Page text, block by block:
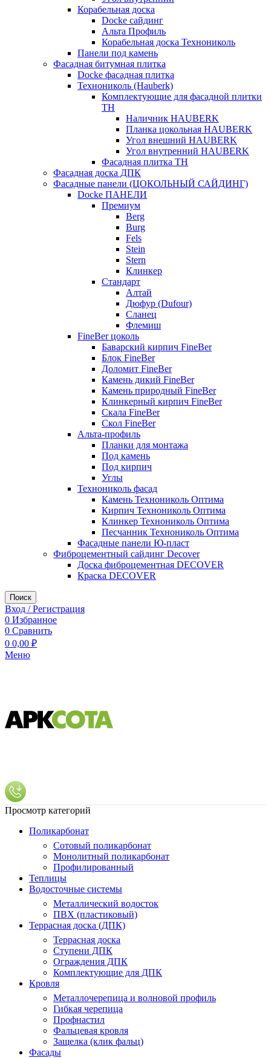
Корабельная доска
Docke сайдинг
Альта Профиль
Корабельная доска Технониколь
Панели под камень
Фасадная битумная плитка
Docke фасадная плитка
Технониколь (Hauberk)
Комплектующие для фасадной плитки
ТН
Наличник HAUBERK
Планка цокольная HAUBERK
Угол внешний HAUBERK
Угол внутренний HAUBERK
Фасадная плитка ТН
Фасадная доска ДПК
Фасадные панели (ЦОКОЛЬНЫЙ САЙДИНГ)
Docke ПАНЕЛИ
Премиум
Berg
Burg
Fels
Stein
Stern
Клинкер
Стандарт
Алтай
Дюфур (Dufour)
Сланец
Флемиш
FineBer цоколь
Баварский кирпич FineBer
Блок FineBer
Доломит FineBer
Камень дикий FineBer
Камень природный FineBer
Клинкерный кирпич FineBer
Скала FineBer
Скол FineBer
Альта-профиль
Планки для монтажа
Под камень
Под кирпич
Углы
Технониколь фасад
Камень Технониколь Оптима
Кирпич Технониколь Оптима
Клинкер Технониколь Оптима
Песчанник Технониколь Оптима
Фасадные панели Ю-пласт
Фиброцементный сайдинг Decover
Доска фиброцементная DECOVER
Краска DECOVER
Поиск
Вход / Регистрация
0 Избранное
0 Сравнить
0 0,00 ₽
Меню
Просмотр категорий
Поликарбонат
Сотовый поликарбонат
Монолитный поликарбонат
Профилированный
Теплицы
Водосточные системы
Металлический водосток
ПВХ (пластиковый)
Террасная доска (ДПК)
Террасная доска
Ступени ДПК
Ограждения ДПК
Комплектующие для ДПК
Кровля
Металлочерепица и волновой профиль
Гибкая черепица
Профнастил
Фальцевая кровля
Защелка (клик фальц)
Фасады